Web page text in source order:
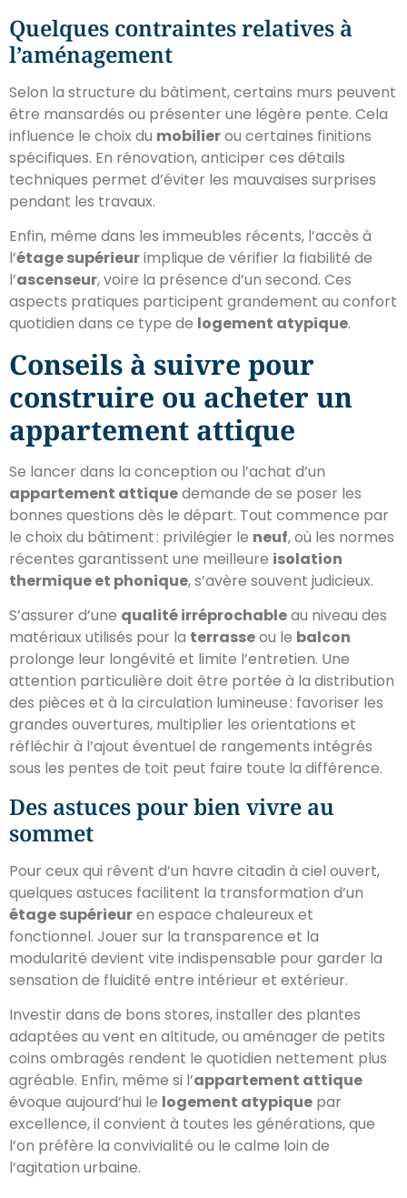
Quelques contraintes relatives à
l’aménagement
Selon la structure du bâtiment, certains murs peuvent
être mansardés ou présenter une légère pente. Cela
influence le choix du mobilierou certaines finitions
spécifiques. En rénovation, anticiper ces détails
techniques permet d’éviter les mauvaises surprises
pendant les travaux.
Enfin, même dans les immeubles récents, l’accès à
l’étage supérieurimplique de vérifier la fiabilité de
l’ascenseur, voire la présence d’un second. Ces
aspects pratiques participent grandement au confort
quotidien dans ce type de logement atypique.
Conseils à suivre pour
construire ou acheter un
appartement attique
Se lancer dans la conception ou l’achat d’un
appartement attiquedemande de se poser les
bonnes questions dès le départ. Tout commence par
le choix du bâtiment : privilégier le neuf, où les normes
récentes garantissent une meilleure isolation
thermique et phonique, s’avère souvent judicieux.
S’assurer d’une qualité irréprochableau niveau des
matériaux utilisés pour la terrasseou le balcon
prolonge leur longévité et limite l’entretien. Une
attention particulière doit être portée à la distribution
des pièces et à la circulation lumineuse : favoriser les
grandes ouvertures, multiplier les orientations et
réfléchir à l’ajout éventuel de rangements intégrés
sous les pentes de toit peut faire toute la différence.
Des astuces pour bien vivre au
sommet
Pour ceux qui rêvent d’un havre citadin à ciel ouvert,
quelques astuces facilitent la transformation d’un
étage supérieuren espace chaleureux et
fonctionnel. Jouer sur la transparence et la
modularité devient vite indispensable pour garder la
sensation de fluidité entre intérieur et extérieur.
Investir dans de bons stores, installer des plantes
adaptées au vent en altitude, ou aménager de petits
coins ombragés rendent le quotidien nettement plus
agréable. Enfin, même si l’appartement attique
évoque aujourd’hui le logement atypique par
excellence, il convient à toutes les générations, que
l’on préfère la convivialité ou le calme loin de
l’agitation urbaine.